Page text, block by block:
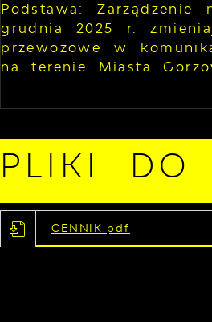
Podstawa:
grudnia 2025 r.
przewozowe w
na terenie Miasta
PLIKI DO
CENNIK.pdf